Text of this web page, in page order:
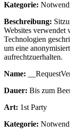
Kategorie:
Beschreibung:
Websites
Technologien
um eine
aufrechtzuerhalten.
Name:
Dauer: Bis zum
Art: 1st Party
Kategorie: